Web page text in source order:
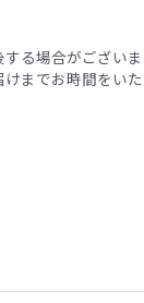
る場合がございま
までお時間をい